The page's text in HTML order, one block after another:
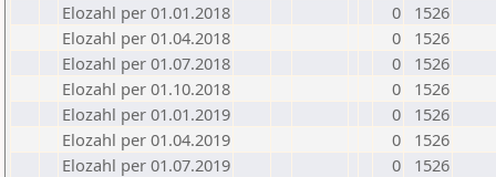
Elozahl per 01.01.2018
0
1526
Elozahl per 01.04.2018
0
1526
Elozahl per 01.07.2018
0
1526
Elozahl per 01.10.2018
0
1526
Elozahl per 01.01.2019
0
1526
Elozahl per 01.04.2019
0
1526
Elozahl per 01.07.2019
0
1526